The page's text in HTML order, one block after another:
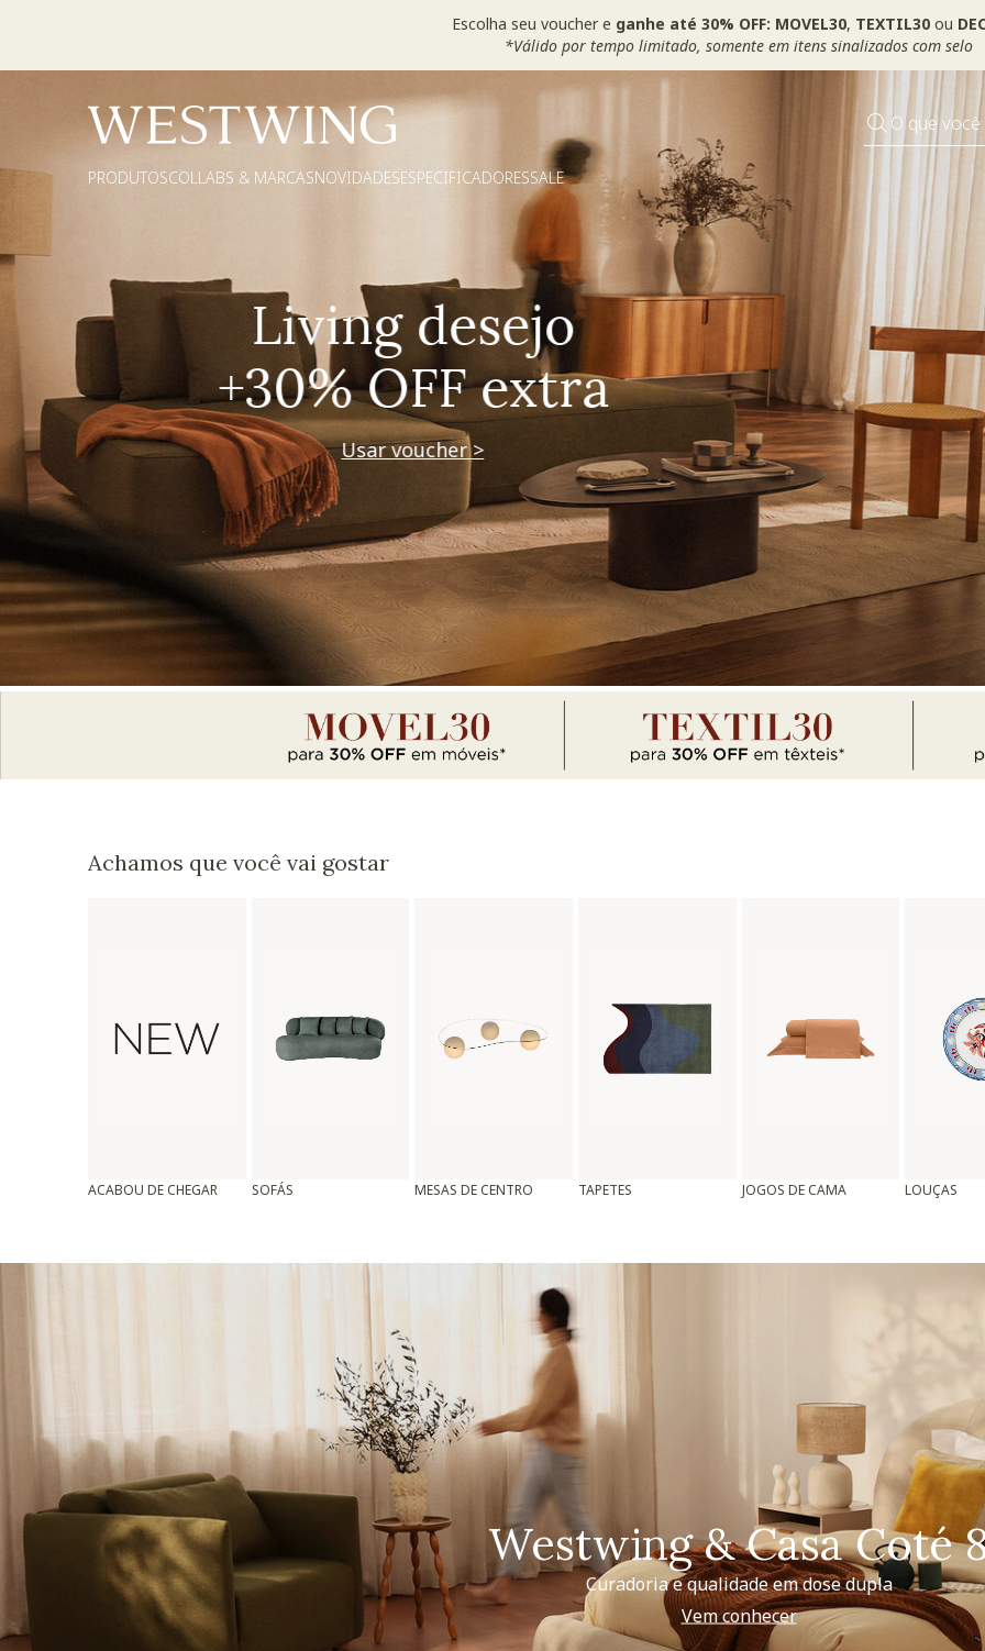
Escolha seu voucher e ganhe até 30% OFF: MOVEL30, TEXTIL30 ou
*Válido por tempo limitado, somente em itens sinalizados com selo
O que
PRODUTOSCOLLABS & MARCASNOVIDADESESPECIFICADORESSALE
Pequenos rituais
Grandes mudanças
Usar voucher >
Achamos que você vai gostar
ACABOU DE CHEGAR SOFÁS MESAS DE CENTRO TAPETES JOGOS DE CAMA LOUÇAS
Westwing & Casa Coté
Curadoria e qualidade em dose dupla
Vem conhecer